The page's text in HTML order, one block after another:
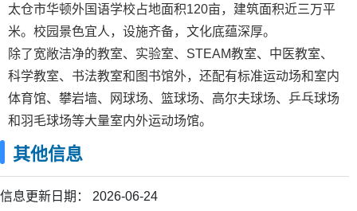
太仓市华顿外国语学校占地面积120亩，建筑面积近三万平
米。校园景色宜人，设施齐备，文化底蕴深厚。
除了宽敞洁净的教室、实验室、STEAM教室、中医教室、
科学教室、书法教室和图书馆外，还配有标准运动场和室内
体育馆、攀岩墙、网球场、篮球场、高尔夫球场、乒乓球场
和羽毛球场等大量室内外运动场馆。
其他信息
信息更新日期： 2026-06-24